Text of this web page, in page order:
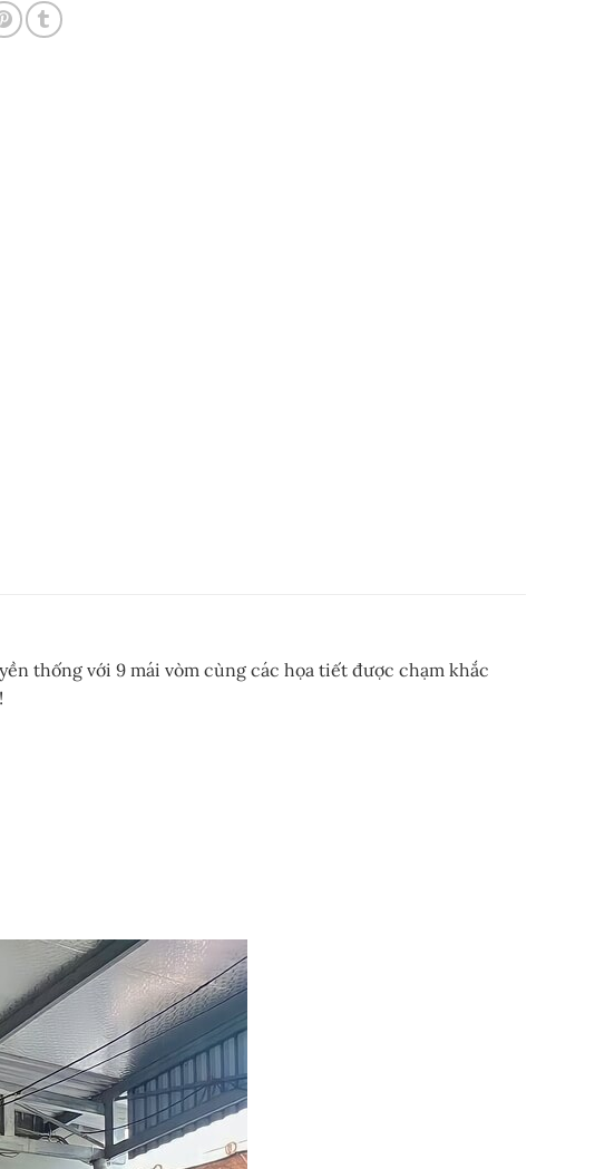
thống với 9 mái vòm cùng các họa tiết được chạm khắc